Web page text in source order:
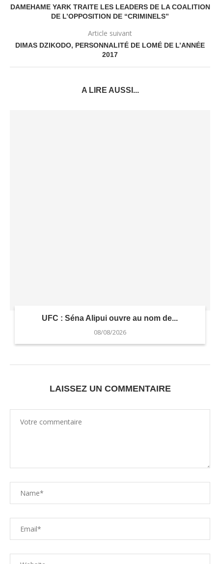
DAMEHAME YARK TRAITE LES LEADERS DE LA COALITION
DE L’OPPOSITION DE “CRIMINELS”
Article suivant
DIMAS DZIKODO, PERSONNALITÉ DE LOMÉ DE L’ANNÉE
2017
A LIRE AUSSI...
UFC : Séna Alipui ouvre au nom de...
08/08/2026
LAISSEZ UN COMMENTAIRE